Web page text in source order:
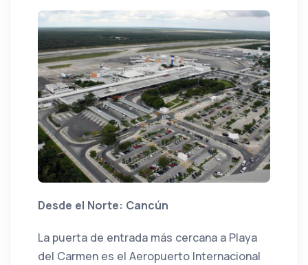
Desde el Norte: Cancún
La puerta de entrada más cercana a Playa
del Carmen es el Aeropuerto Internacional